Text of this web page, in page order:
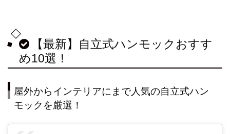
【最新】自立式ハンモックおすす
め10選！
屋外からインテリアにまで人気の自立式ハン
モックを厳選！